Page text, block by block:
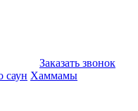
Заказать звонок
саун Хаммамы